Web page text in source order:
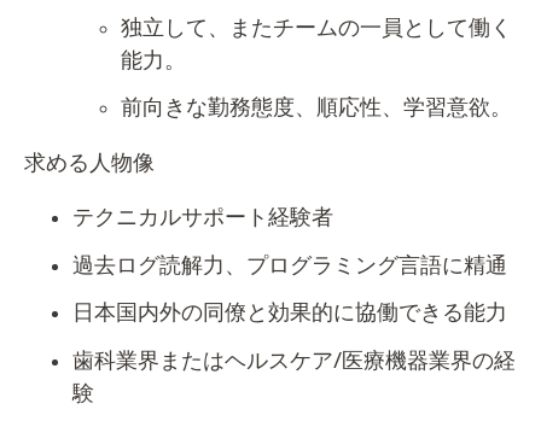
独立して、またチームの一員として働く
能力。
前向きな勤務態度、順応性、学習意欲。
求める人物像
テクニカルサポート経験者
過去ログ読解力、プログラミング言語に精通
日本国内外の同僚と効果的に協働できる能力
歯科業界またはヘルスケア/医療機器業界の経
験